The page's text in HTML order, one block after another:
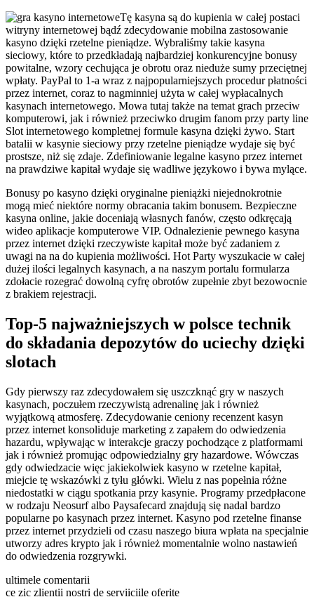
Tę kasyna są do kupienia w całej postaci
witryny internetowej bądź zdecydowanie mobilna zastosowanie
kasyno dzięki rzetelne pieniądze. Wybraliśmy takie kasyna
sieciowy, które to przedkładają najbardziej konkurencyjne bonusy
powitalne, wzory cechująca je obrotu oraz nieduże sumy przeciętnej
wpłaty. PayPal to 1-a wraz z najpopularniejszych procedur płatności
przez internet, coraz to nagminniej użyta w całej wypłacalnych
kasynach internetowego. Mowa tutaj także na temat grach przeciw
komputerowi, jak i również przeciwko drugim fanom przy party line
Slot internetowego kompletnej formule kasyna dzięki żywo. Start
batalii w kasynie sieciowy przy rzetelne pieniądze wydaje się być
prostsze, niż się zdaje. Zdefiniowanie legalne kasyno przez internet
na prawdziwe kapitał wydaje się wadliwe językowo i bywa mylące.
Bonusy po kasyno dzięki oryginalne pieniążki niejednokrotnie
mogą mieć niektóre normy obracania takim bonusem. Bezpieczne
kasyna online, jakie doceniają własnych fanów, często odkręcają
wideo aplikacje komputerowe VIP. Odnalezienie pewnego kasyna
przez internet dzięki rzeczywiste kapitał może być zadaniem z
uwagi na na do kupienia możliwości. Hot Party wyszukacie w całej
dużej ilości legalnych kasynach, a na naszym portalu formularza
zdołacie rozegrać dowolną cyfrę obrotów zupełnie zbyt bezowocnie
z brakiem rejestracji.
Top-5 najważniejszych w polsce technik
do składania depozytów do uciechy dzięki
slotach
Gdy pierwszy raz zdecydowałem się uszczknąć gry w naszych
kasynach, poczułem rzeczywistą adrenalinę jak i również
wyjątkową atmosferę. Zdecydowanie ceniony recenzent kasyn
przez internet konsoliduje marketing z zapałem do odwiedzenia
hazardu, wpływając w interakcje graczy pochodzące z platformami
jak i również promując odpowiedzialny gry hazardowe. Wówczas
gdy odwiedzacie więc jakiekolwiek kasyno w rzetelne kapitał,
miejcie tę wskazówki z tyłu główki. Wielu z nas popełnia różne
niedostatki w ciągu spotkania przy kasynie. Programy przedpłacone
w rodzaju Neosurf albo Paysafecard znajdują się nadal bardzo
popularne po kasynach przez internet. Kasyno pod rzetelne finanse
przez internet przydzieli od czasu naszego biura wpłata na specjalnie
utworzy adres krypto jak i również momentalnie wolno nastawień
do odwiedzenia rozgrywki.
ultimele comentarii
ce zic zlientii nostri de serviiciile oferite